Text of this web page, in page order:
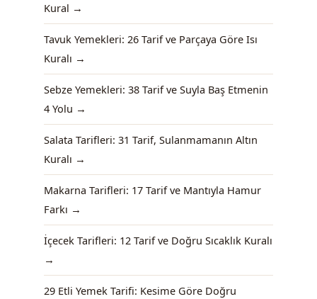
Kural →
Tavuk Yemekleri: 26 Tarif ve Parçaya Göre Isı
Kuralı →
Sebze Yemekleri: 38 Tarif ve Suyla Baş Etmenin
4 Yolu →
Salata Tarifleri: 31 Tarif, Sulanmamanın Altın
Kuralı →
Makarna Tarifleri: 17 Tarif ve Mantıyla Hamur
Farkı →
İçecek Tarifleri: 12 Tarif ve Doğru Sıcaklık Kuralı
→
29 Etli Yemek Tarifi: Kesime Göre Doğru